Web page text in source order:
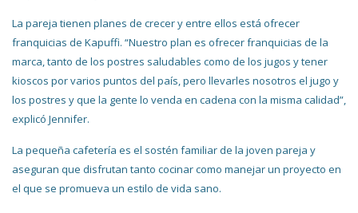
La pareja tienen planes de crecer y entre ellos está ofrecer
franquicias de Kapuffi. “Nuestro plan es ofrecer franquicias de la
marca, tanto de los postres saludables como de los jugos y tener
kioscos por varios puntos del país, pero llevarles nosotros el jugo y
los postres y que la gente lo venda en cadena con la misma calidad”,
explicó Jennifer.
La pequeña cafetería es el sostén familiar de la joven pareja y
aseguran que disfrutan tanto cocinar como manejar un proyecto en
el que se promueva un estilo de vida sano.